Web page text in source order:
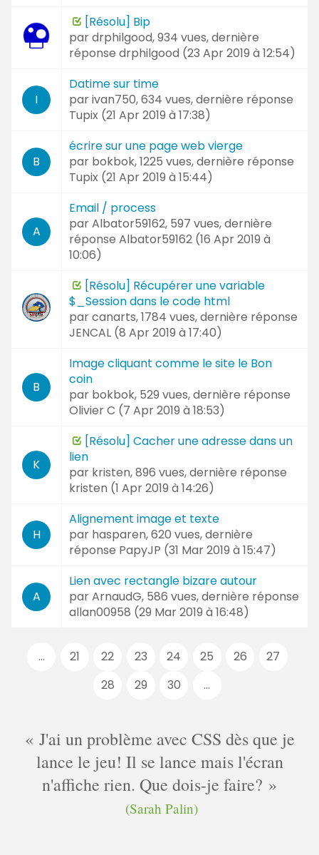
[Résolu] Bip
pardrphilgood, 934 vues, dernière
réponse drphilgood (23 Apr 2019 à 12:54)
I
Datime sur time
parivan750, 634 vues, dernière réponse
Tupix (21 Apr 2019 à 17:38)
B
écrire sur une page web vierge
par bokbok, 1225 vues, dernière réponse
Tupix (21 Apr 2019 à 15:44)
A
Email / process
parAlbator59162, 597 vues, dernière
réponse Albator59162 (16 Apr 2019 à
10:06)
[Résolu] Récupérer une variable
$_Session dans le code html
parcanarts, 1784 vues, dernière réponse
JENCAL (8 Apr 2019 à 17:40)
B
Image cliquant comme le site le Bon
coin
par bokbok, 529 vues, dernière réponse
Olivier C (7 Apr 2019 à 18:53)
K
[Résolu] Cacher une adresse dans un
lien
par kristen, 896 vues, dernière réponse
kristen (1 Apr 2019 à 14:26)
H
Alignement image et texte
par hasparen, 620 vues, dernière
réponse PapyJP (31 Mar 2019 à 15:47)
A
Lien avec rectangle bizare autour
parArnaudG, 586 vues, dernière réponse
allan00958 (29 Mar 2019 à 16:48)
... 21 22 23 24 25 26
27
28
29 30 ...
J'ai un problème avec CSS dès que je
lance le jeu! Il se lance mais l'écran
n'affiche rien. Que dois-je faire?
(Sarah Palin)